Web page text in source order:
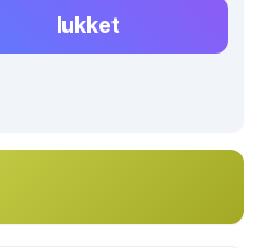
lukket